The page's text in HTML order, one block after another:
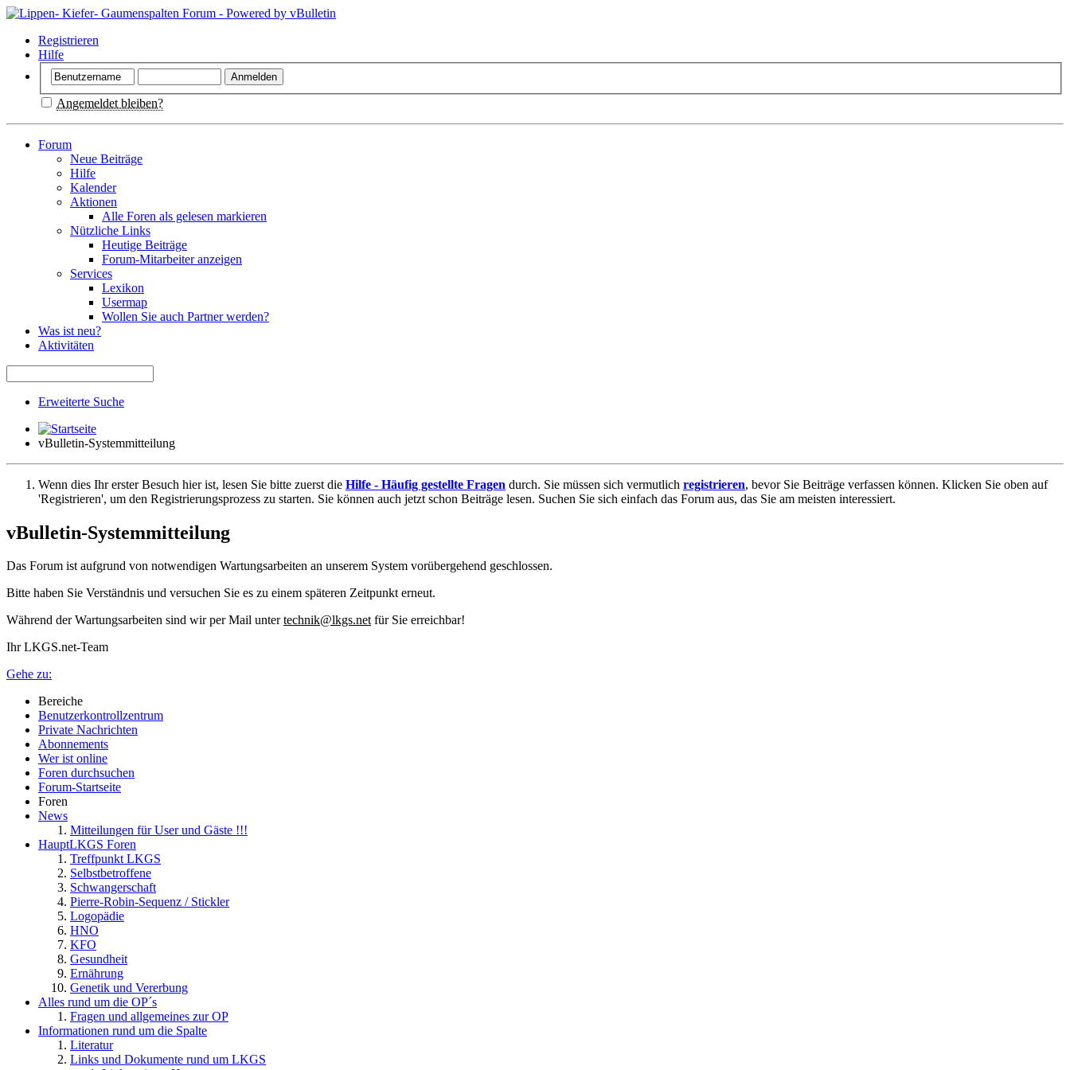
Registrieren
Hilfe
Angemeldet bleiben?
Forum
Neue Beiträge
Hilfe
Kalender
Aktionen
Alle Foren als gelesen markieren
Nützliche Links
Heutige Beiträge
Forum-Mitarbeiter anzeigen
Services
Lexikon
Usermap
Wollen Sie auch Partner werden?
Was ist neu?
Aktivitäten
Erweiterte Suche
vBulletin-Systemmitteilung
Wenn dies Ihr erster Besuch hier ist, lesen Sie bitte zuerst die Hilfe - Häufig gestellte Fragen durch. Sie müssen sich vermutlich registrieren, bevor Sie Beiträge verfassen können. Klicken Sie oben auf
'Registrieren', um den Registrierungsprozess zu starten. Sie können auch jetzt schon Beiträge lesen. Suchen Sie sich einfach das Forum aus, das Sie am meisten interessiert.
vBulletin-Systemmitteilung
Das Forum ist aufgrund von notwendigen Wartungsarbeiten an unserem System vorübergehend geschlossen.
Bitte haben Sie Verständnis und versuchen Sie es zu einem späteren Zeitpunkt erneut.
Während der Wartungsarbeiten sind wir per Mail untertechnik@lkgs.netfür Sie erreichbar!
Ihr LKGS.net-Team
Gehe zu:
Bereiche
Benutzerkontrollzentrum
Private Nachrichten
Abonnements
Wer ist online
Foren durchsuchen
Forum-Startseite
Foren
News
Mitteilungen für User und Gäste !!!
HauptLKGS Foren
Treffpunkt LKGS
Selbstbetroffene
Schwangerschaft
Pierre-Robin-Sequenz / Stickler
Logopädie
HNO
KFO
Gesundheit
Ernährung
Genetik und Vererbung
Alles rund um die OP´s
Fragen und allgemeines zur OP
Informationen rund um die Spalte
Literatur
Links und Dokumente rund um LKGS